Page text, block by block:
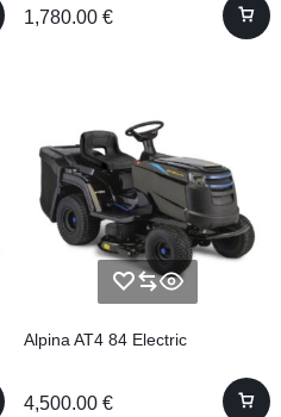
1,780.00 €
Alpina AT4 84 Electric
4,500.00 €